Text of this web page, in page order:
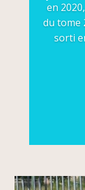
en
du tome
sorti